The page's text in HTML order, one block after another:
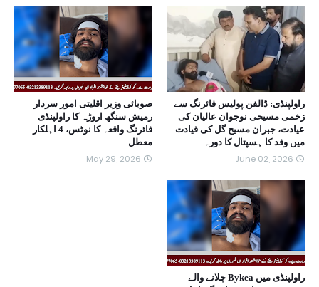
راولپنڈی: ڈالفن پولیس فائرنگ سے
زخمی مسیحی نوجوان عالیان کی
عیادت، جبران مسیح گل کی قیادت
میں وفد کا ہسپتال کا دورہ
June 02, 2026
صوبائی وزیر اقلیتی امور سردار
رمیش سنگھ اروڑہ کا راولپنڈی
فائرنگ واقعہ کا نوٹس، 4 اہلکار
معطل
May 29, 2026
راولپنڈی میں Bykea چلانے والے